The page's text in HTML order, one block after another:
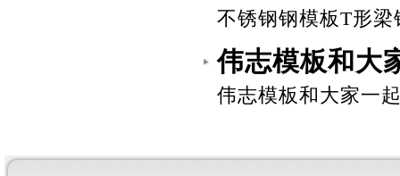
不锈钢钢模板T形
伟志模板和大
伟志模板和大家一